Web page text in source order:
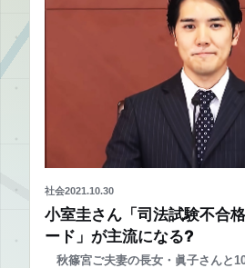
社会2021.10.30
小室圭さん「司法試験不合
ード」が主流になる?
秋篠宮ご夫妻の長女・眞子さんと